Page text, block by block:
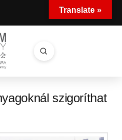
Search
Submit
szigoríthat
Translate »